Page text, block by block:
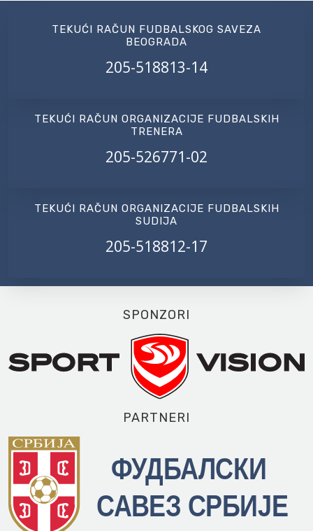
TEKUĆI RAČUN FUDBALSKOG SAVEZA
BEOGRADA
205-518813-14
TEKUĆI RAČUN ORGANIZACIJE FUDBALSKIH
TRENERA
205-526771-02
TEKUĆI RAČUN ORGANIZACIJE FUDBALSKIH
SUDIJA
205-518812-17
SPONZORI
PARTNERI